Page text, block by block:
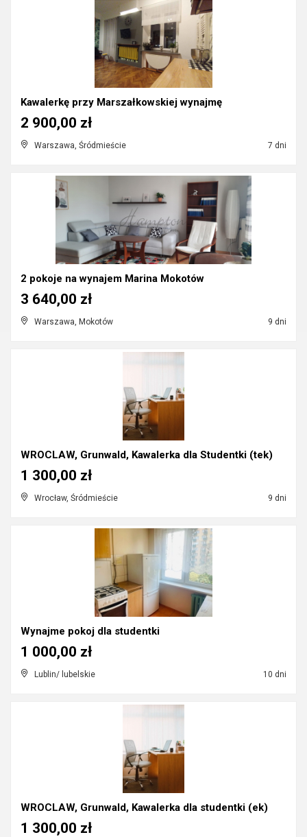
Kawalerkę przy Marszałkowskiej wynajmę
Warszawa, Śródmieście 7 dni
2 900,00 zł
2 pokoje na wynajem Marina Mokotów
Warszawa, Mokotów 9 dni
3 640,00 zł
WROCLAW, Grunwald, Kawalerka dla Studentki (tek)
Wrocław, Śródmieście 9 dni
1 300,00 zł
Wynajme pokoj dla studentki
Lublin/ lubelskie 10 dni
1 000,00 zł
WROCLAW, Grunwald, Kawalerka dla studentki (ek)
1 300,00 zł